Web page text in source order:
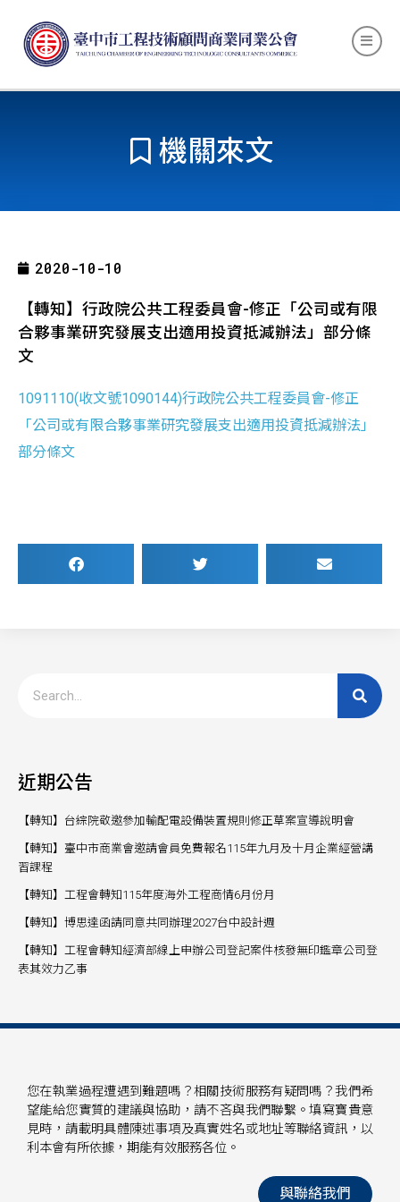
機關來文
2020-10-10
【轉知】行政院公共工程委員會-修正「公司或有限
合夥事業研究發展支出適用投資抵減辦法」部分條
文
1091110(收文號1090144)行政院公共工程委員會-修正
「公司或有限合夥事業研究發展支出適用投資抵減辦法」
部分條文
近期公告
【轉知】台綜院敬邀參加輸配電設備裝置規則修正草案宣導說明會
【轉知】臺中市商業會邀請會員免費報名115年九月及十月企業經營講
習課程
【轉知】工程會轉知115年度海外工程商情6月份月
【轉知】博思達函請同意共同辦理2027台中設計週
【轉知】工程會轉知經濟部線上申辦公司登記案件核發無印鑑章公司登
表其效力乙事
您在執業過程遭遇到難題嗎？相關技術服務有疑問嗎？我們希
望能給您實質的建議與協助，請不吝與我們聯繫。填寫寶貴意
見時，請載明具體陳述事項及真實姓名或地址等聯絡資訊，以
利本會有所依據，期能有效服務各位。
與聯絡我們